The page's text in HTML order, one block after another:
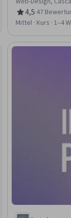
4,5
Bewertung, 4,5
·47
Mittel · Kurs · 1–4